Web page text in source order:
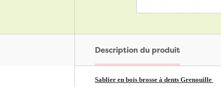
Description du produit
Sablier en bois brosse à dents Grenouille